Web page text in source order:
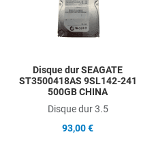
Disque dur SEAGATE
ST3500418AS 9SL142-241
500GB CHINA
Disque dur 3.5
93,00 €